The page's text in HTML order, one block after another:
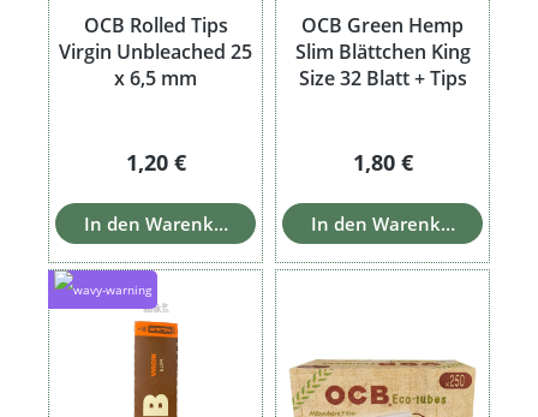
OCB Rolled Tips
Virgin Unbleached 25
x 6,5 mm
Regulärer Preis:
1,20 €
In den Warenkorb
OCB Green Hemp
Slim Blättchen King
Size 32 Blatt + Tips
Regulärer Preis:
1,80 €
In den Warenkorb